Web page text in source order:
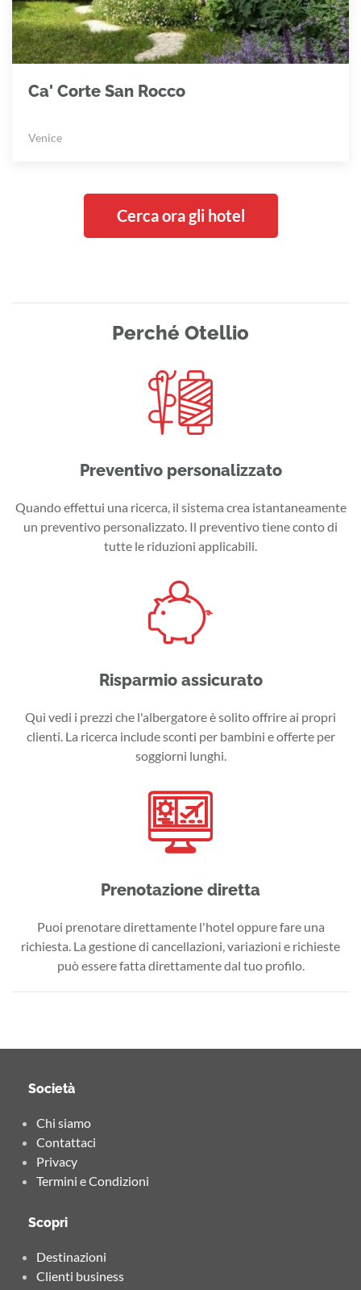
Ca' Corte San Rocco
Venice
Cerca ora gli hotel
Perché Otellio
Preventivo personalizzato
Quando effettui una ricerca, il sistema crea istantaneamente
un preventivo personalizzato. Il preventivo tiene conto di
tutte le riduzioni applicabili.
Risparmio assicurato
Qui vedi i prezzi che l'albergatore è solito offrire ai propri
clienti. La ricerca include sconti per bambini e offerte per
soggiorni lunghi.
Prenotazione diretta
Puoi prenotare direttamente l'hotel oppure fare una
richiesta. La gestione di cancellazioni, variazioni e richieste
può essere fatta direttamente dal tuo profilo.
Società
Chi siamo
Contattaci
Privacy
Termini e Condizioni
Scopri
Destinazioni
Clienti business